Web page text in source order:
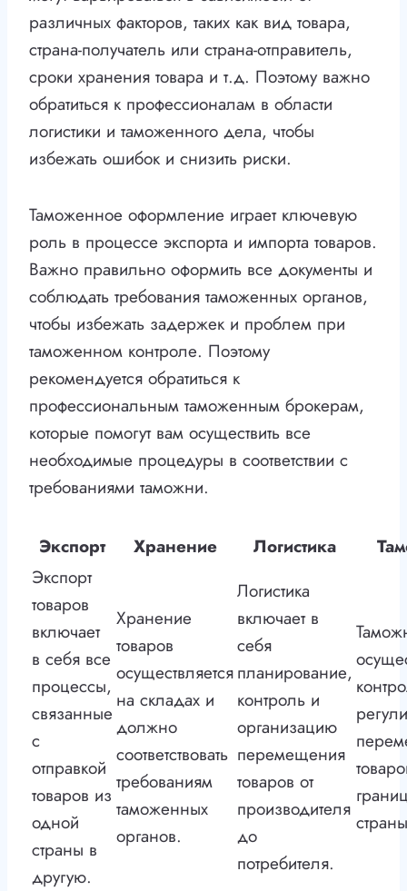
различных факторов, таких как вид товара,
страна-получатель или страна-отправитель,
сроки хранения товара и т.д. Поэтому важно
обратиться к профессионалам в области
логистики и таможенного дела, чтобы
избежать ошибок и снизить риски.
Таможенное оформление играет ключевую
роль в процессе экспорта и импорта товаров.
Важно правильно оформить все документы и
соблюдать требования таможенных органов,
чтобы избежать задержек и проблем при
таможенном контроле. Поэтому
рекомендуется обратиться к
профессиональным таможенным брокерам,
которые помогут вам осуществить все
необходимые процедуры в соответствии с
требованиями таможни.
Экспорт Хранение Логистика
Экспорт
товаров
включает
в себя все
процессы,
связанные
с
отправкой
товаров из
одной
страны в
другую.
Хранение
товаров
осуществляется
на складах и
должно
соответствовать
требованиям
таможенных
органов.
Логистика
включает в
себя
планирование,
контроль и
организацию
перемещения
товаров от
производителя
до
потребителя.